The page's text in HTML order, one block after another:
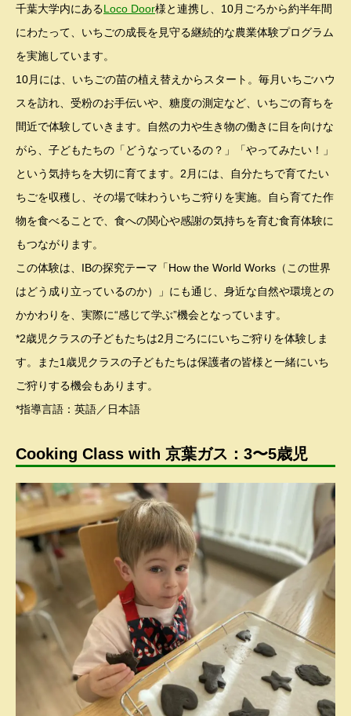
千葉大学内にあるLoco Door様と連携し、10月ごろから約半年間
にわたって、いちごの成長を見守る継続的な農業体験プログラム
を実施しています。
10月には、いちごの苗の植え替えからスタート。毎月いちごハウ
スを訪れ、受粉のお手伝いや、糖度の測定など、いちごの育ちを
間近で体験していきます。自然の力や生き物の働きに目を向けな
がら、子どもたちの「どうなっているの？」「やってみたい！」
という気持ちを大切に育てます。2月には、自分たちで育てたい
ちごを収穫し、その場で味わういちご狩りを実施。自ら育てた作
物を食べることで、食への関心や感謝の気持ちを育む食育体験に
もつながります。
この体験は、IBの探究テーマ「How the World Works（この世界
はどう成り立っているのか）」にも通じ、身近な自然や環境との
かかわりを、実際に“感じて学ぶ”機会となっています。
*2歳児クラスの子どもたちは2月ごろににいちご狩りを体験しま
す。また1歳児クラスの子どもたちは保護者の皆様と一緒にいち
ご狩りする機会もあります。
*指導言語：英語／日本語
Cooking Class with 京葉ガス：3〜5歳児